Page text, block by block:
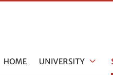
HOME UNIVERSITY